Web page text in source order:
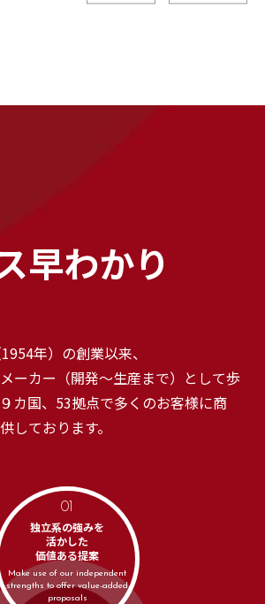
早わかり
年）の創業以来、
ーカー（開発～生産まで）として歩
カ国、53拠点で多くのお客様に商
しております。
01
独立系の強みを
活かした
価値ある提案
Make use of our independent
strengths to offer value-added
proposals